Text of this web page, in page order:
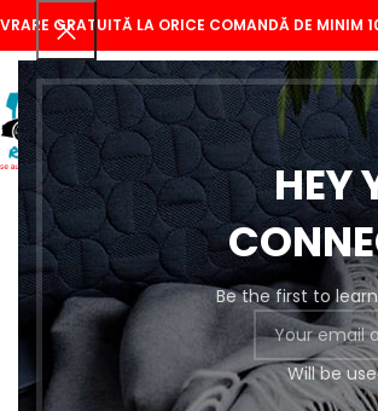
HEY
Be the first to
Will be
GRATUITĂ LA ORICE COMANDĂ DE MINIM